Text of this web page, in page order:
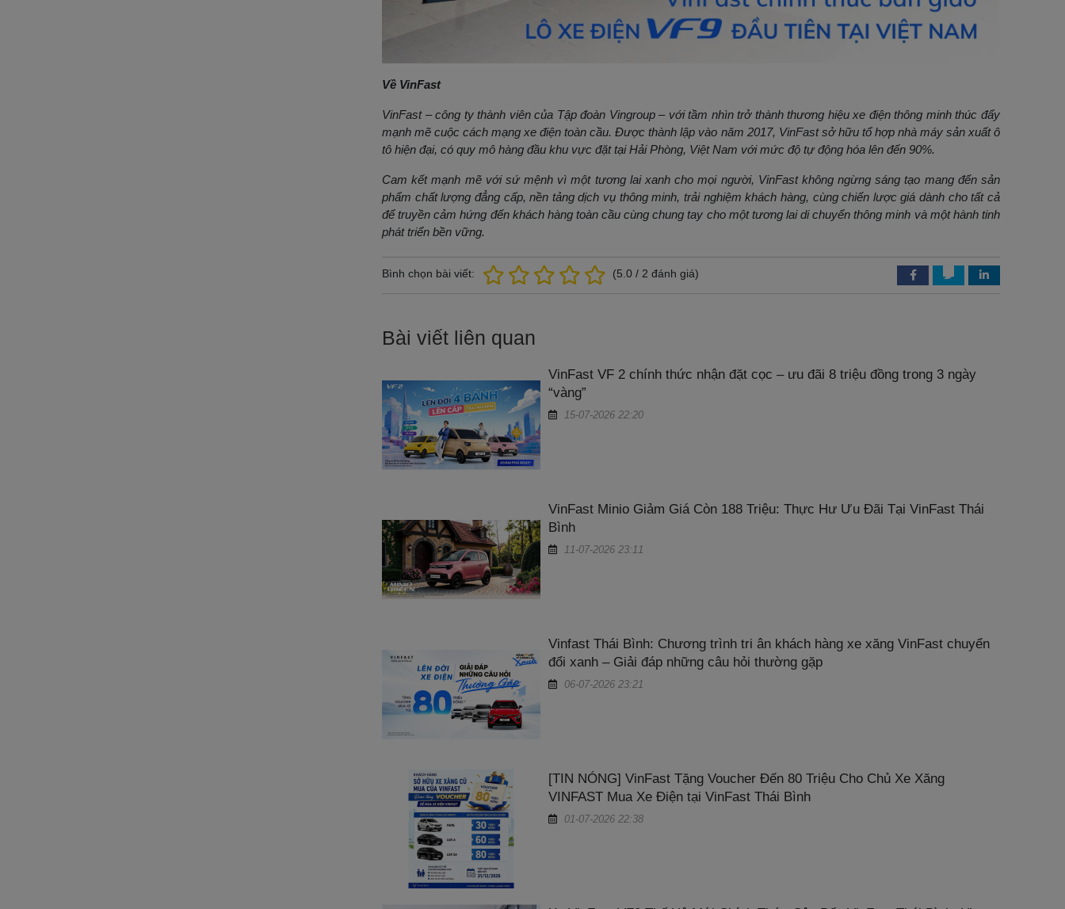
Về VinFast
VinFast – công ty thành viên của Tập đoàn Vingroup – với tầm nhìn trở thành thương hiệu xe điện thông minh thúc đẩy
mạnh mẽ cuộc cách mạng xe điện toàn cầu. Được thành lập vào năm 2017, VinFast sở hữu tổ hợp nhà máy sản xuất ô
tô hiện đại, có quy mô hàng đầu khu vực đặt tại Hải Phòng, Việt Nam với mức độ tự động hóa lên đến 90%.
Cam kết mạnh mẽ với sứ mệnh vì một tương lai xanh cho mọi người, VinFast không ngừng sáng tạo mang đến sản
phẩm chất lượng đẳng cấp, nền tảng dịch vụ thông minh, trải nghiệm khách hàng, cùng chiến lược giá dành cho tất cả
để truyền cảm hứng đến khách hàng toàn cầu cùng chung tay cho một tương lai di chuyển thông minh và một hành tinh
phát triển bền vững.
Bình chọn bài viết: (5.0 / 2 đánh giá)
Bài viết liên quan
VinFast VF 2 chính thức nhận đặt cọc – ưu đãi 8 triệu đồng trong 3 ngày
“vàng”
15-07-2026 22:20
VinFast Minio Giảm Giá Còn 188 Triệu: Thực Hư Ưu Đãi Tại VinFast Thái
Bình
11-07-2026 23:11
Vinfast Thái Bình: Chương trình tri ân khách hàng xe xăng VinFast chuyển
đổi xanh – Giải đáp những câu hỏi thường gặp
06-07-2026 23:21
[TIN NÓNG] VinFast Tặng Voucher Đến 80 Triệu Cho Chủ Xe Xăng
VINFAST Mua Xe Điện tại VinFast Thái Bình
01-07-2026 22:38